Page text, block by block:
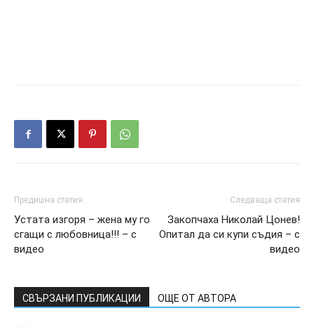
Предишна статия
Устата изгоря – жена му го
сгащи с любовница!!! – с
видео
Следваща статия
Закопчаха Николай Цонев!
Опитал да си купи съдия – с
видео
СВЪРЗАНИ ПУБЛИКАЦИИ ОЩЕ ОТ АВТОРА